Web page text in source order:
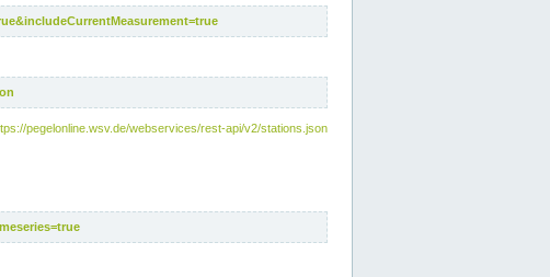
pegelonline.wsv.de/webservices/rest-api/v2/stations.json